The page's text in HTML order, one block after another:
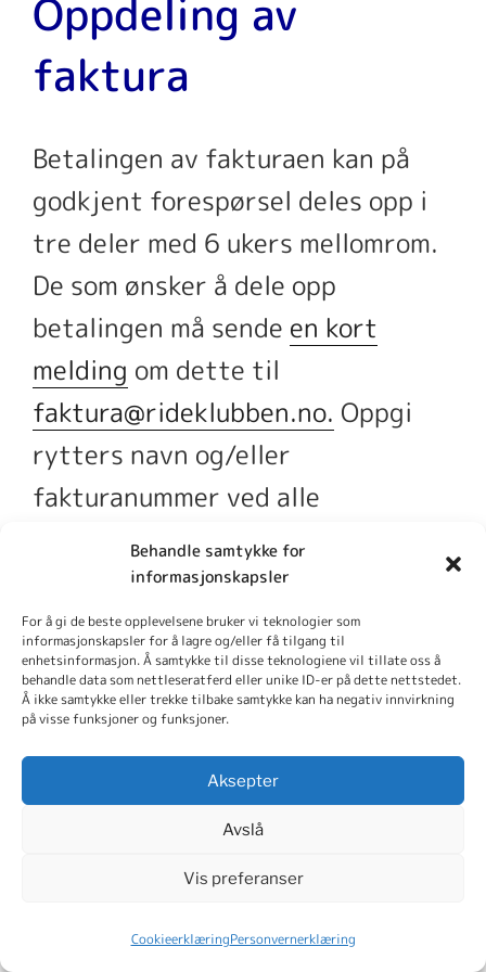
Behandle samtykke for
informasjonskapsler
For å gi de beste opplevelsene bruker vi teknologier som
informasjonskapsler for å lagre og/eller få tilgang til
enhetsinformasjon. Å samtykke til disse teknologiene vil tillate oss å
behandle data som nettleseratferd eller unike ID-er på dette nettstedet.
Å ikke samtykke eller trekke tilbake samtykke kan ha negativ innvirkning
på visse funksjoner og funksjoner.
Aksepter
Avslå
Vis preferanser
CookieerklæringPersonvernerklæring
Oppdeling av
faktura
Betalingen av fakturaen kan på
godkjent forespørsel deles opp i
tre deler med 6 ukers mellomrom.
De som ønsker å dele opp
betalingen må sende en kort
melding om dette til
faktura@rideklubben.no. Oppgi
rytters navn og/eller
fakturanummer ved alle
henvendelser. ARK forbeholder
seg retten til å kreve fullt
oppgjør på fakturadato. Ved
manglende betaling iht. ev.
betalingsavtale forfaller
resterende omgående.
Første del må betales på
fakturaens forfallsdato. Vi sender
deler opp fakturaer er selv